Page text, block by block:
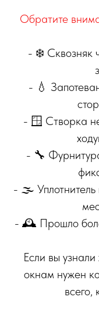
Обратите
- ❄️ Сквозняк
- 💧
- 🪟 Створка
- 🔧
- 🌫️ Уплотнитель
- 🕰️ Прошло
Если вы
окнам нужен
всего,